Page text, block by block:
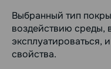
Выбранный тип
воздействию среды,
эксплуатироваться,
свойства.